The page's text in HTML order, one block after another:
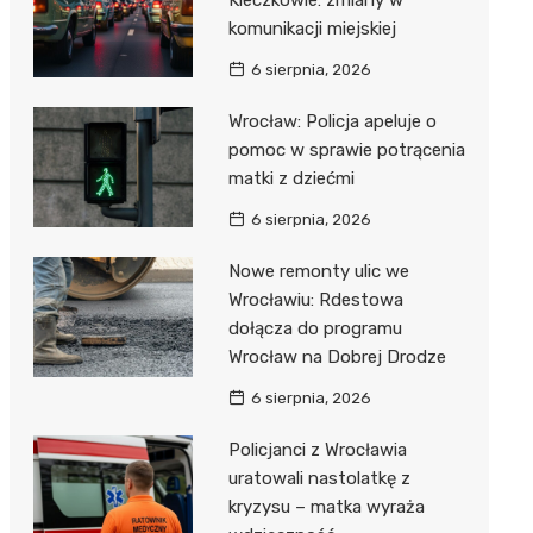
komunikacji miejskiej
6 sierpnia, 2026
Wrocław: Policja apeluje o
pomoc w sprawie potrącenia
matki z dziećmi
6 sierpnia, 2026
Nowe remonty ulic we
Wrocławiu: Rdestowa
dołącza do programu
Wrocław na Dobrej Drodze
6 sierpnia, 2026
Policjanci z Wrocławia
uratowali nastolatkę z
kryzysu – matka wyraża